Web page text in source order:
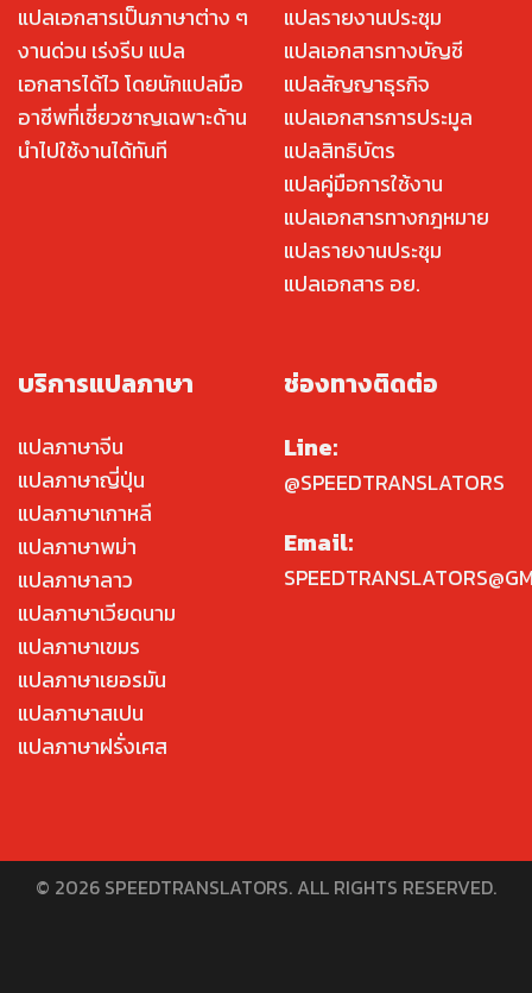
แปลเอกสารเป็นภาษาต่าง ๆ
งานด่วน เร่งรีบ แปล
เอกสารได้ไว โดยนักแปลมือ
อาชีพที่เชี่ยวชาญเฉพาะด้าน
นำไปใช้งานได้ทันที
แปลรายงานประชุม
แปลเอกสารทางบัญชี
แปลสัญญาธุรกิจ
แปลเอกสารการประมูล
แปลสิทธิบัตร
แปลคู่มือการใช้งาน
แปลเอกสารทางกฎหมาย
แปลรายงานประชุม
แปลเอกสาร อย.
บริการแปลภาษา
แปลภาษาจีน
แปลภาษาญี่ปุ่น
แปลภาษาเกาหลี
แปลภาษาพม่า
แปลภาษาลาว
แปลภาษาเวียดนาม
แปลภาษาเขมร
แปลภาษาเยอรมัน
แปลภาษาสเปน
แปลภาษาฝรั่งเศส
ช่องทางติดต่อ
Line:
@SPEEDTRANSLATORS
Email:
© 2026 SPEEDTRANSLATORS. ALL RIGHTS RESERVED.